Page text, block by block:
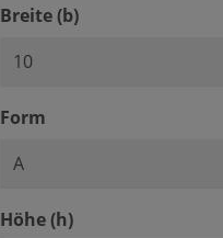
Breite (b)auswählen
Form
Höhe (h)auswählen